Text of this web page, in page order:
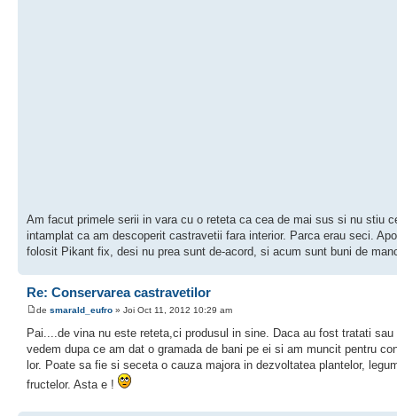
Am facut primele serii in vara cu o reteta ca cea de mai sus si nu stiu
intamplat ca am descoperit castravetii fara interior. Parca erau seci.
folosit Pikant fix, desi nu prea sunt de-acord, si acum sunt buni de
Re: Conservarea castravetilor
de smarald_eufro » Joi Oct 11, 2012 10:29 am
Pai....de vina nu este reteta,ci produsul in sine. Daca au fost tratati sau
vedem dupa ce am dat o gramada de bani pe ei si am muncit pentru
lor. Poate sa fie si seceta o cauza majora in dezvoltatea plantelor,
fructelor. Asta e !